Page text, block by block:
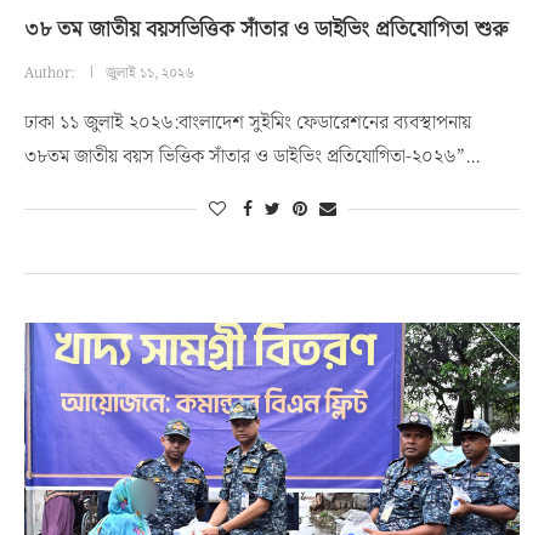
৩৮ তম জাতীয় বয়সভিত্তিক সাঁতার ও ডাইভিং প্রতিযোগিতা শুরু
Author: জুলাই ১১, ২০২৬
ঢাকা ১১ জুলাই ২০২৬:বাংলাদেশ সুইমিং ফেডারেশনের ব্যবস্থাপনায়
৩৮তম জাতীয় বয়স ভিত্তিক সাঁতার ও ডাইভিং প্রতিযোগিতা-২০২৬”…